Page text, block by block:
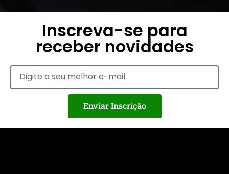
Inscreva-se para
receber novidades
Enviar Inscrição